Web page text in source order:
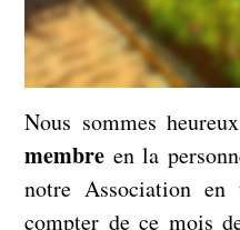
Nous sommes
membre en la
notre Association
compter de ce mois